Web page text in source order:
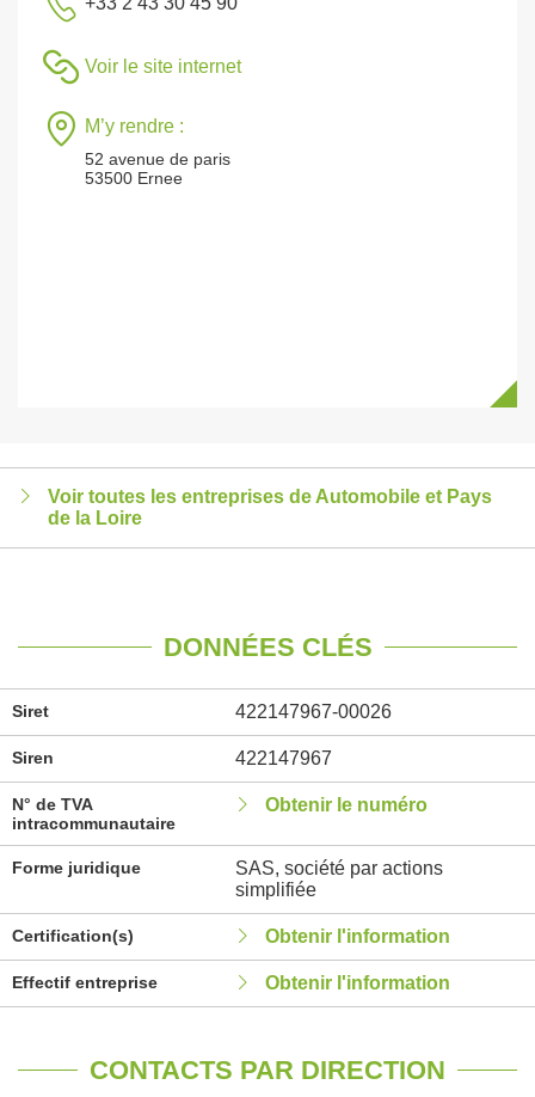
Voir le site internet
M’y rendre :
52 avenue de paris
53500 Ernee
Voir toutes les entreprises de Automobile et Pays
de la Loire
DONNÉES CLÉS
Siret 422147967-00026
Siren 422147967
N° de TVA
intracommunautaire
Obtenir le numéro
Forme juridique
SAS, société par actions
simplifiée
Certification(s) Obtenir l'information
Effectif entreprise Obtenir l'information
CONTACTS PAR DIRECTION